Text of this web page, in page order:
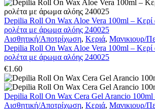
Depilia Roll On Wax Aloe Vera 100ml – Kερί
ρολέτα με άρωμα αλόης 240025
Αισθητική/Αποτρίχωση, Κεριά, Μανικιουρ/
Depilia Roll On Wax Aloe Vera 100ml – Kερί
ρολέτα με άρωμα αλόης 240025
€1.60
Depilia Roll On Wax Cera Gel Arancio
Αισθητική/Αποτρίχωση, Κεριά, Μανικιουρ/